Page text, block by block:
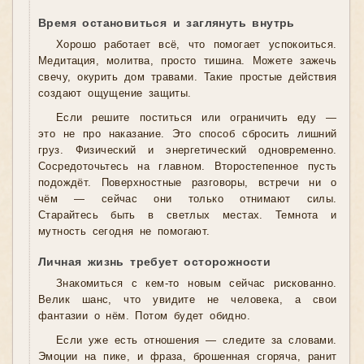
Время остановиться и заглянуть внутрь
Хорошо работает всё, что помогает успокоиться.
Медитация, молитва, просто тишина. Можете зажечь
свечу, окурить дом травами. Такие простые действия
создают ощущение защиты.
Если решите поститься или ограничить еду —
это не про наказание. Это способ сбросить лишний
груз. Физический и энергетический одновременно.
Сосредоточьтесь на главном. Второстепенное пусть
подождёт. Поверхностные разговоры, встречи ни о
чём — сейчас они только отнимают силы.
Старайтесь быть в светлых местах. Темнота и
мутность сегодня не помогают.
Личная жизнь требует осторожности
Знакомиться с кем-то новым сейчас рискованно.
Велик шанс, что увидите не человека, а свои
фантазии о нём. Потом будет обидно.
Если уже есть отношения — следите за словами.
Эмоции на пике, и фраза, брошенная сгоряча, ранит